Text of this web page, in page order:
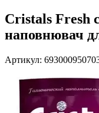
Cristals Fresh
наповнювач
Артикул: